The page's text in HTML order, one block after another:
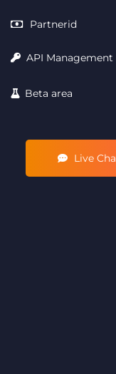
Partnerid
API Management
Beta area
Live